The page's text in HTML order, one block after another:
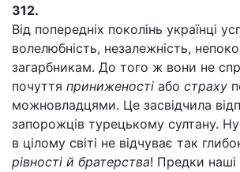
312.
Від попередніх поколінь українці
волелюбність, незалежність,
загарбникам. До того ж вони не
почуття приниженості або страху
можновладцями. Це засвідчила
запорожців турецькому султану.
в цілому світі не відчуває так
рівності й братерства! Предки наші